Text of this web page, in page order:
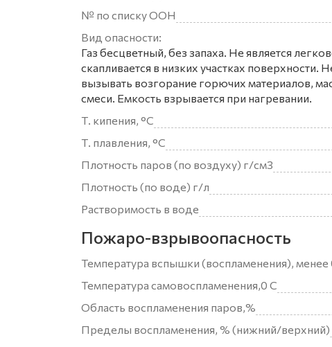
№ по списку ООН
Вид опасности:
Газ бесцветный, без запаха. Не является
скапливается в низких участках
вызывать возгорание горючих материалов,
смеси. Емкость взрывается при нагревании.
Т. кипения, °С
Т. плавления, °С
Плотность паров (по воздуху) г/см3
Плотность (по воде) г/л
Растворимость в воде
Пожаро-взрывоопасность
Температура вспышки (воспламенения), менее
Температура самовоспламенения,0 С
Область воспламенения паров,%
Пределы воспламенения, % (нижний/верхний)